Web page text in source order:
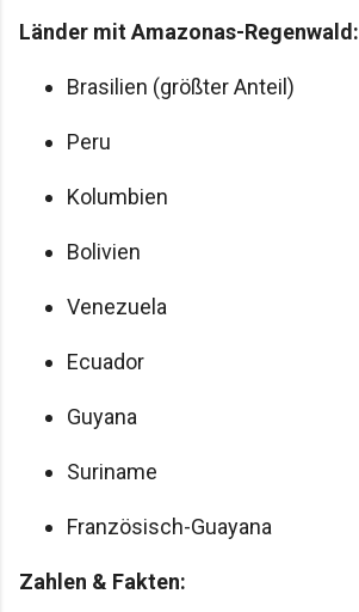
Länder mit Amazonas-Regenwald:
Brasilien (größter Anteil)
Peru
Kolumbien
Bolivien
Venezuela
Ecuador
Guyana
Suriname
Französisch-Guayana
Zahlen & Fakten: